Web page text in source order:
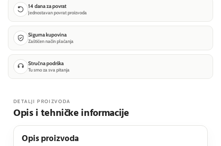
14 dana za povrat
Jednostavan povrat proizvoda
Sigurna kupovina
Zaštićen način plaćanja
Stručna podrška
Tu smo za sva pitanja
DETALJI PROIZVODA
Opis i tehničke informacije
Opis proizvoda